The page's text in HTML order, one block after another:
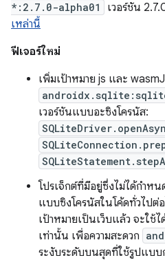
*:2.7.0-alpha01
เวอร์ชัน
เหล่านี้
ฟีเจอร์ใหม่
เพิ่มเป้าหมาย js และ
เวอร์ชันแบบอะซิงโครนัส:
โปรเจ็กต์ที่มีอยู่ซึ่งไม่ได้กำหน
แบบซิงโครนัสในโค้ดทั่วไปต่
เป้าหมายเป็นเว็บแล้ว จะใช้
เท่านั้น เพื่อความสะดวก
ระงับระดับบนสุดที่ใช้รูปแบ